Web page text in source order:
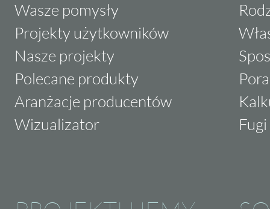
Wasze pomysły
Projekty użytkowników
Nasze projekty
Polecane produkty
Aranżacje producentów
Wizualizator